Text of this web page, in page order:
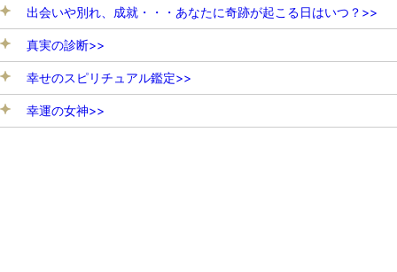
出会いや別れ、成就・・・あなたに奇跡が起こる日はいつ？>>
真実の診断>>
幸せのスピリチュアル鑑定>>
幸運の女神>>